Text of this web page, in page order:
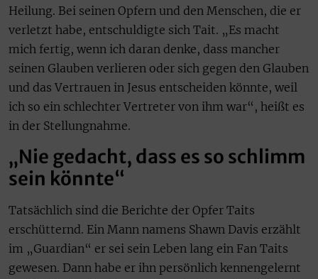
Heilung. Bei seinen Opfern und den Menschen, die er
verletzt habe, entschuldigte sich Tait. „Es macht
mich fertig, wenn ich daran denke, dass mancher
seinen Glauben verlieren oder sich gegen den Glauben
und das Vertrauen in Jesus entscheiden könnte, weil
ich so ein schlechter Vertreter von ihm war“, heißt es
in der Stellungnahme.
„Nie gedacht, dass es so schlimm
sein könnte“
Tatsächlich sind die Berichte der Opfer Taits
erschütternd. Ein Mann namens Shawn Davis erzählt
im „Guardian“ er sei sein Leben lang ein Fan Taits
gewesen. Dann habe er ihn persönlich kennengelernt